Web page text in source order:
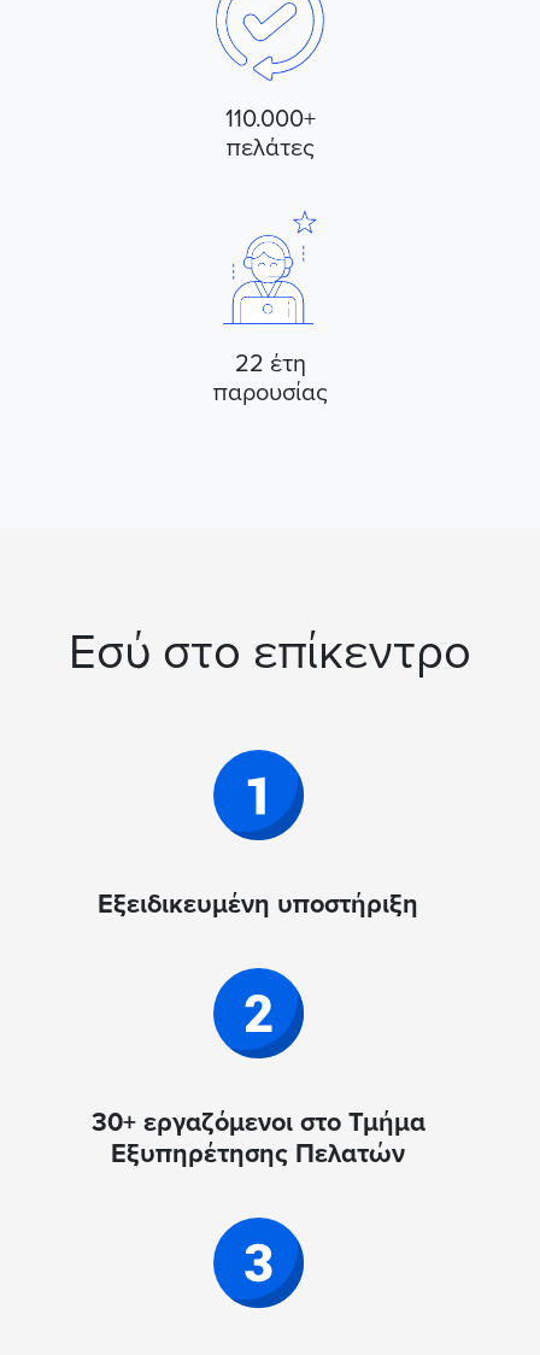
110.000+
πελάτες
22 έτη
παρουσίας
Εσύ στο επίκεντρο
Εξειδικευμένη υποστήριξη
30+ εργαζόμενοι στο Τμήμα
Εξυπηρέτησης Πελατών